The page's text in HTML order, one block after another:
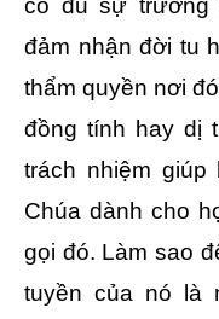
đảm nhận đời tu
thẩm quyền nơi
đồng tính hay dị
trách nhiệm
Chúa dành cho
gọi đó. Làm sao
tuyền của nó là